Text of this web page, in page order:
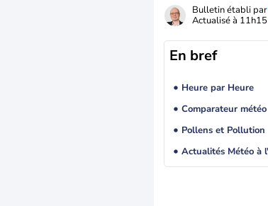
Bulletin établi par
Actualisé à 11h15
En bref
Heure par Heure
Comparateur météo
Pollens et Pollution